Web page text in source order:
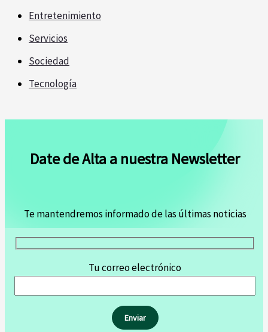
Entretenimiento
Servicios
Sociedad
Tecnología
Date de Alta a nuestra Newsletter
Te mantendremos informado de las últimas noticias
Tu correo electrónico